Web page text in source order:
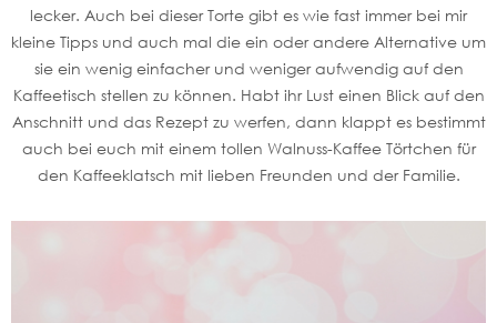
lecker. Auch bei dieser Torte gibt es wie fast immer bei mir
kleine Tipps und auch mal die ein oder andere Alternative um
sie ein wenig einfacher und weniger aufwendig auf den
Kaffeetisch stellen zu können. Habt ihr Lust einen Blick auf den
Anschnitt und das Rezept zu werfen, dann klappt es bestimmt
auch bei euch mit einem tollen Walnuss-Kaffee Törtchen für
den Kaffeeklatsch mit lieben Freunden und der Familie.